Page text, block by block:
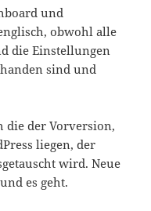
und
obwohl alle
die Einstellungen
sind und
die der Vorversion,
liegen, der
wird. Neue
es geht.